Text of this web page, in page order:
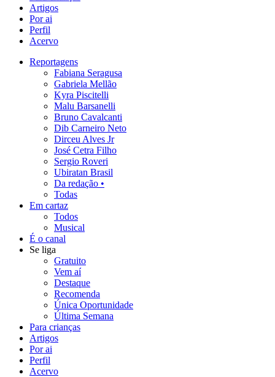
Artigos
Por ai
Perfil
Acervo
Reportagens
Fabiana Seragusa
Gabriela Mellão
Kyra Piscitelli
Malu Barsanelli
Bruno Cavalcanti
Dib Carneiro Neto
Dirceu Alves Jr
José Cetra Filho
Sergio Roveri
Ubiratan Brasil
Da redação •
Todas
Em cartaz
Todos
Musical
É o canal
Se liga
Gratuito
Vem aí
Destaque
Recomenda
Única Oportunidade
Última Semana
Para crianças
Artigos
Por ai
Perfil
Acervo